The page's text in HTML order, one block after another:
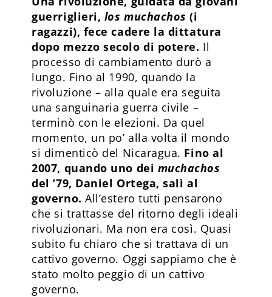
guerriglieri, los muchachos (i
ragazzi), fece cadere la dittatura
dopo mezzo secolo di potere. Il
processo di cambiamento durò a
lungo. Fino al 1990, quando la
rivoluzione – alla quale era seguita
una sanguinaria guerra civile –
terminò con le elezioni. Da quel
momento, un po’ alla volta il mondo
si dimenticò del Nicaragua. Fino al
2007, quando uno dei muchachos
del ’79, Daniel Ortega, salì al
governo.All’estero tutti pensarono
che si trattasse del ritorno degli ideali
rivoluzionari. Ma non era così. Quasi
subito fu chiaro che si trattava di un
cattivo governo. Oggi sappiamo che è
stato molto peggio di un cattivo
governo.